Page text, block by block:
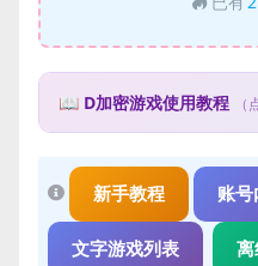
📖 D加密游戏使用教程
什么是D加密？
D加密（Denuvo）是一种游
要特殊的操作步骤。
新手教程 账号
文字游戏列表 离